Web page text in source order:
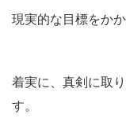
現実的な目標をか
着実に、真剣に取
す。